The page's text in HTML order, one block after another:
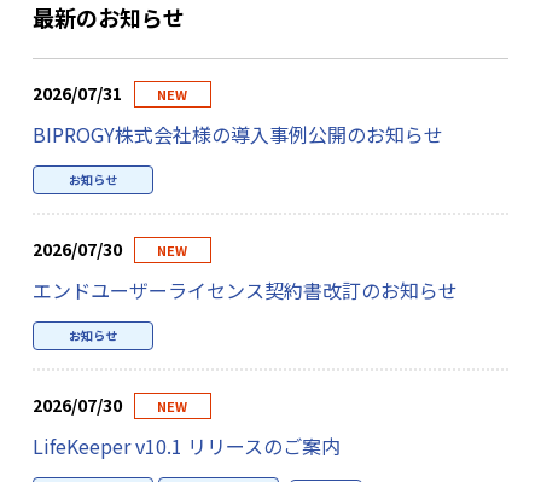
最新のお知らせ
2026/07/31 NEW
BIPROGY株式会社様の導入事例公開のお知らせ
お知らせ
2026/07/30 NEW
エンドユーザーライセンス契約書改訂のお知らせ
お知らせ
2026/07/30 NEW
LifeKeeper v10.1 リリースのご案内